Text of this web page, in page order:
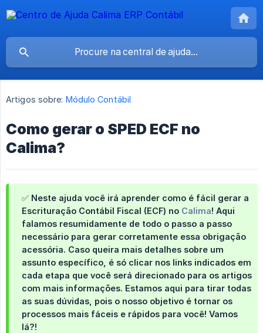
Artigos sobre: Módulo Contábil
Como gerar o SPED ECF no
Calima?
✅ Neste ajuda você irá aprender como é fácil gerar a
Escrituração Contábil Fiscal (ECF) no Calima! Aqui
falamos resumidamente de todo o passo a passo
necessário para gerar corretamente essa obrigação
acessória. Caso queira mais detalhes sobre um
assunto específico , é só clicar nos links indicados em
cada etapa que você será direcionado para os artigos
com mais informações. Estamos aqui para tirar todas
as suas dúvidas, pois o nosso objetivo é tornar os
processos mais fáceis e rápidos para você! Vamos
lá?!